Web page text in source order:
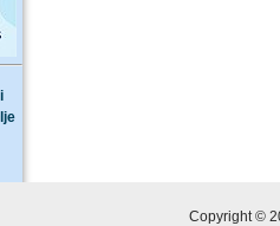
Copyright ©